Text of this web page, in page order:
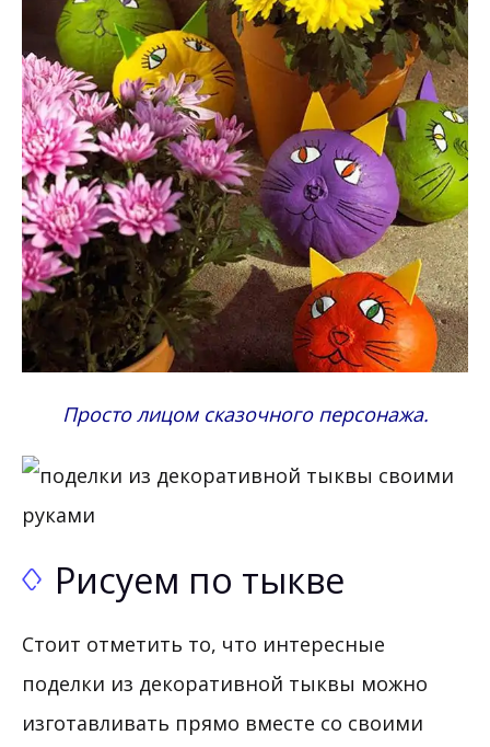
Просто лицом сказочного персонажа.
Рисуем по тыкве
Стоит отметить то, что интересные
поделки из декоративной тыквы можно
изготавливать прямо вместе со своими